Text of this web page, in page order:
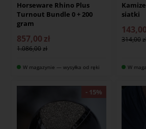
Horseware Rhino Plus
Turnout Bundle 0 + 200
gram
857,00 zł
1.086,00
W magazynie — wysyłka od ręki
siatki
143,00
314,00
W